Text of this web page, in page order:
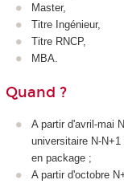
Master,
Titre Ingénieur,
Titre RNCP,
MBA.
Quand ?
A partir d'avril-mai
universitaire N-
en package ;
A partir d'octobre